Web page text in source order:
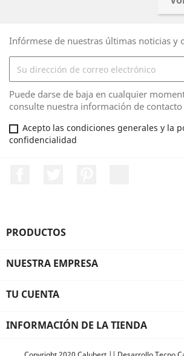
Infórmese de nuestras últimas noticias y
Puede darse de baja en cualquier
consulte nuestra información de
Acepto las condiciones generales y la
confidencialidad
PRODUCTOS
NUESTRA EMPRESA
TU CUENTA
INFORMACIÓN DE LA TIENDA